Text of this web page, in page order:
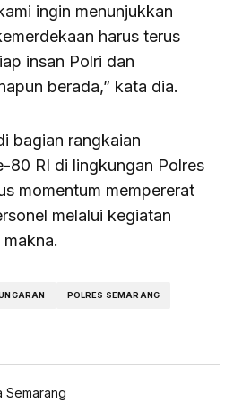
ingin menunjukkan
harus terus
insan Polri dan
berada,” kata dia.
bagian rangkaian
80 RI di lingkungan Polres
momentum mempererat
melalui kegiatan
POLRES SEMARANG
Semarang